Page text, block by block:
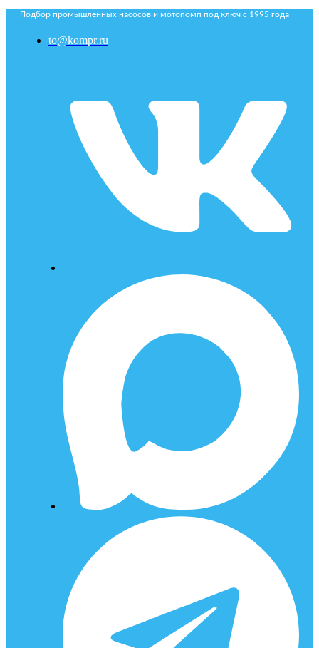
Подбор промышленных насосов и мотопомп под ключ с 1995 года
to@kompr.ru